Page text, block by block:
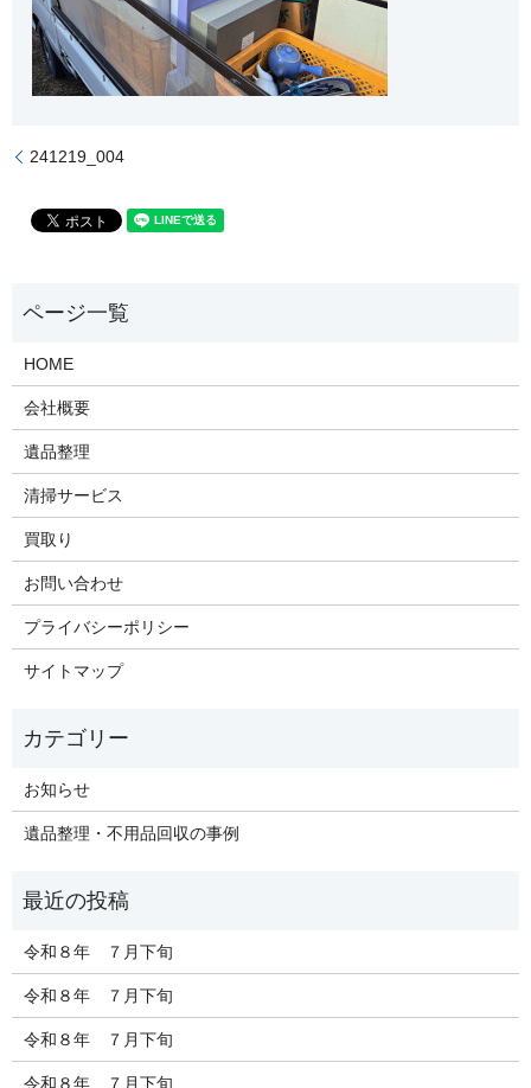
241219_004
HOME
会社概要
遺品整理
清掃サービス
買取り
お問い合わせ
プライバシーポリシー
サイトマップ
お知らせ
遺品整理・不用品回収の事例
令和８年 ７月下旬
令和８年 ７月下旬
令和８年 ７月下旬
令和８年 ７月下旬